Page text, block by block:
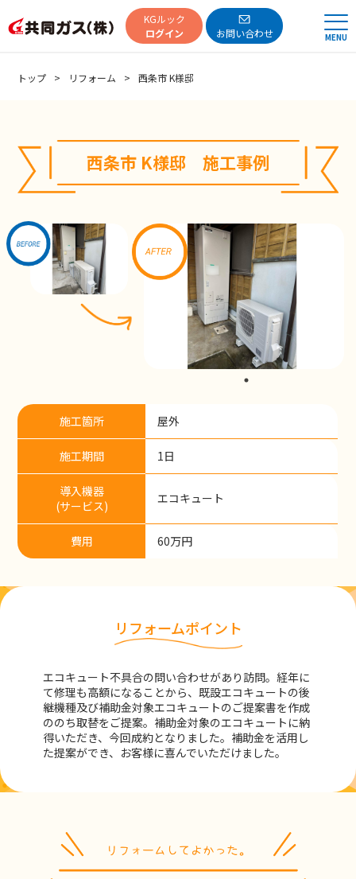
共同ガスKGルック
ログイン
お問い合わせ MENU
トップ リフォーム 西条市 K様邸
西条市 K様邸 施工事例
施工箇所 屋外
施工期間 1日
導入機器
(サービス)
エコキュート
費用 60万円
リフォームポイント
エコキュート不具合の問い合わせがあり訪問。経年に
て修理も高額になることから、既設エコキュートの後
継機種及び補助金対象エコキュートのご提案書を作成
ののち取替をご提案。補助金対象のエコキュートに納
得いただき、今回成約となりました。補助金を活用し
た提案ができ、お客様に喜んでいただけました。